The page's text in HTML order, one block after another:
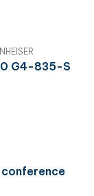
G4-835-S